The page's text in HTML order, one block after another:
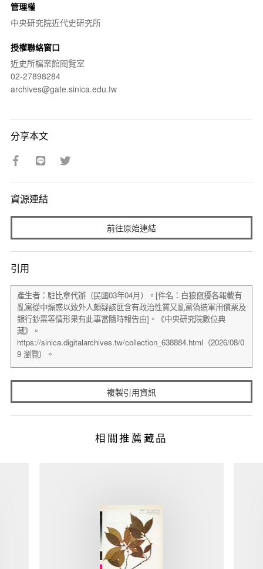
管理權
中央研究院近代史研究所
授權聯絡窗口
近史所檔案館閱覽室
02-27898284
archives@gate.sinica.edu.tw
分享本文
資源連結
前往原始連結
引用
複製引用資訊
相關推薦藏品